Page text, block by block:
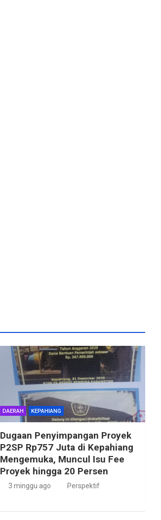
DAERAH KEPAHIANG
Dugaan Penyimpangan Proyek
P2SP Rp757 Juta di Kepahiang
Mengemuka, Muncul Isu Fee
Proyek hingga 20 Persen
3 minggu ago Perspektif